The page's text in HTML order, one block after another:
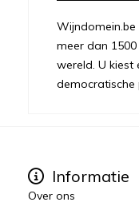
Wijndomein.be
meer dan
wereld. U kiest
democratische
Informatie
Over ons